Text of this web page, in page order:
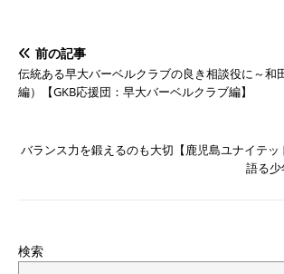
前の記事
伝統ある早大バーベルクラブの良き相談役に～和
編）【GKB応援団：早大バーベルクラブ編】
バランス力を鍛えるのも大切【鹿児島ユナイテッ
語る少
検索